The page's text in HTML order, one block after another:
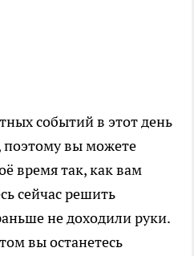
событий в этот день
вы можете
время так, как вам
сейчас решить
не доходили руки.
вы останетесь